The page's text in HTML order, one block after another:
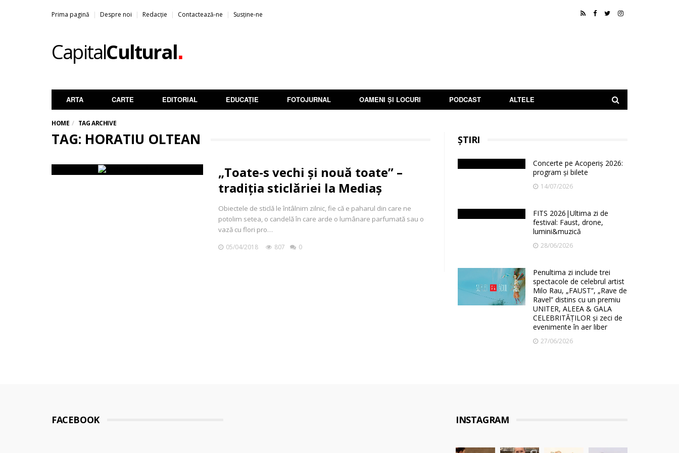
Prima pagină Despre noi Redacție Contactează-ne Susține-ne
CapitalCultural.
ARTA CARTE EDITORIAL EDUCAȚIE FOTOJURNAL OAMENI ȘI LOCURI PODCAST ALTELE
HOME TAG ARCHIVE
TAG: HORATIU OLTEAN
„Toate-s vechi și nouă toate” –
tradiția sticlăriei la Mediaș
Obiectele de sticlă le întâlnim zilnic, fie că e paharul din care ne
potolim setea, o candelă în care arde o lumânare parfumată sau o
vază cu flori pro…
05/04/2018 807 0
ȘTIRI
Concerte pe Acoperiș 2026:
program și bilete
14/07/2026
FITS 2026|Ultima zi de
festival: Faust, drone,
lumini&muzică
28/06/2026
Penultima zi include trei
spectacole de celebrul artist
Milo Rau, „FAUST”, „Rave de
Ravel” distins cu un premiu
UNITER, ALEEA & GALA
CELEBRITĂȚILOR și zeci de
evenimente în aer liber
27/06/2026
FACEBOOK INSTAGRAM